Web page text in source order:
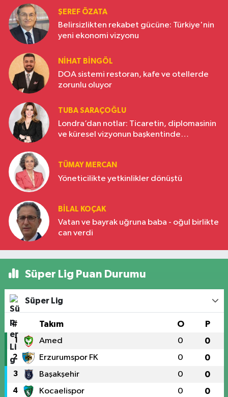
ŞEREF ÖZATA
Belirsizlikten rekabet gücüne: Türkiye'nin
yeni ekonomi vizyonu
NIHAT BINGÖL
DOA sistemi restoran, kafe ve otellerde
zorunlu oluyor
TUBA SARAÇOĞLU
Londra’dan notlar: Ticaretin, diplomasinin
ve küresel vizyonun başkentinde
TÜMAY MERCAN
Yöneticilikte yetkinlikler dönüştü
BILAL KOÇAK
Vatan ve bayrak uğruna baba - oğul birlikte
can verdi
Süper Lig Puan Durumu
Süper Lig
# Takım O P
1 Amed 0 0
2 Erzurumspor FK 0 0
3 Başakşehir 0 0
4 Kocaelispor 0 0